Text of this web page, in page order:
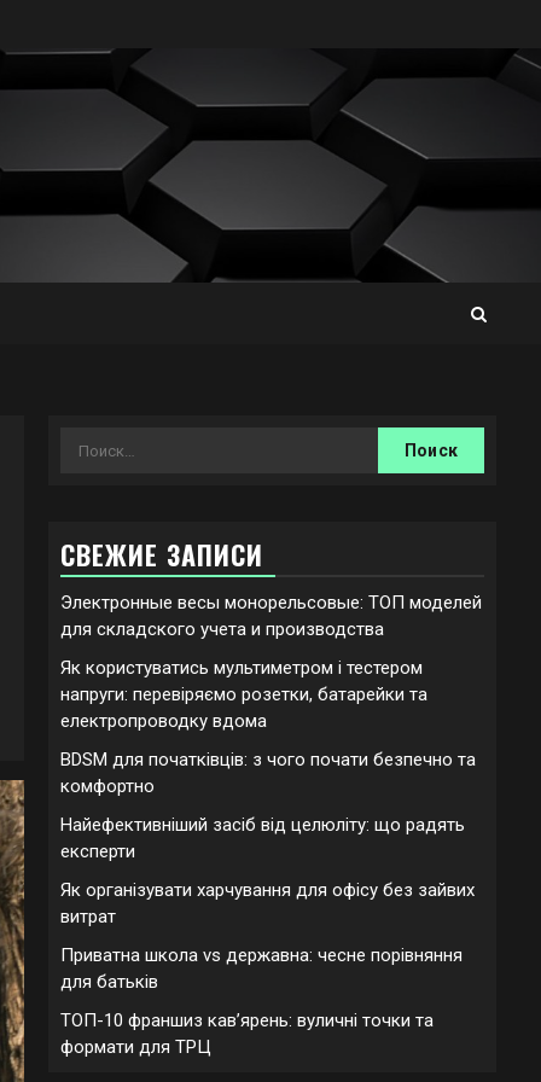
Найти:
СВЕЖИЕ ЗАПИСИ
Электронные весы монорельсовые: ТОП моделей
для складского учета и производства
Як користуватись мультиметром і тестером
напруги: перевіряємо розетки, батарейки та
електропроводку вдома
BDSM для початківців: з чого почати безпечно та
комфортно
Найефективніший засіб від целюліту: що радять
експерти
Як організувати харчування для офісу без зайвих
витрат
Приватна школа vs державна: чесне порівняння
для батьків
ТОП-10 франшиз кавʼярень: вуличні точки та
формати для ТРЦ